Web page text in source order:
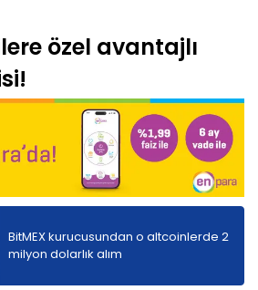
özel avantajlı
BitMEX kurucusundan o altcoinlerde 2
milyon dolarlık alım